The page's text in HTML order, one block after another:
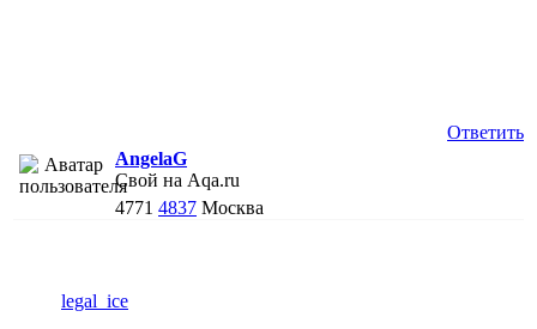
Ответить
AngelaG
Свой на Aqa.ru
4771 4837 Москва
legal_ice